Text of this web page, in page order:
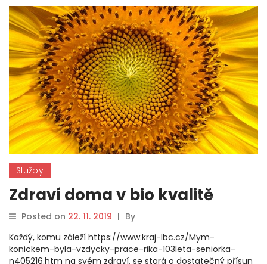
Služby
Zdraví doma v bio kvalitě
Posted on 22. 11. 2019 | By
Každý, komu záleží https://www.kraj-lbc.cz/Mym-
konickem-byla-vzdycky-prace-rika-103leta-seniorka-
n405216.htm na svém zdraví, se stará o dostatečný přísun